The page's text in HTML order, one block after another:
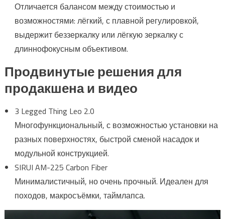
Отличается балансом между стоимостью и
возможностями: лёгкий, с плавной регулировкой,
выдержит беззеркалку или лёгкую зеркалку с
длиннофокусным объективом.
Продвинутые решения для
продакшена и видео
3 Legged Thing Leo 2.0
Многофункциональный, с возможностью установки на
разных поверхностях, быстрой сменой насадок и
модульной конструкцией.
SIRUI AM-225 Carbon Fiber
Минималистичный, но очень прочный. Идеален для
походов, макросъёмки, таймлапса.